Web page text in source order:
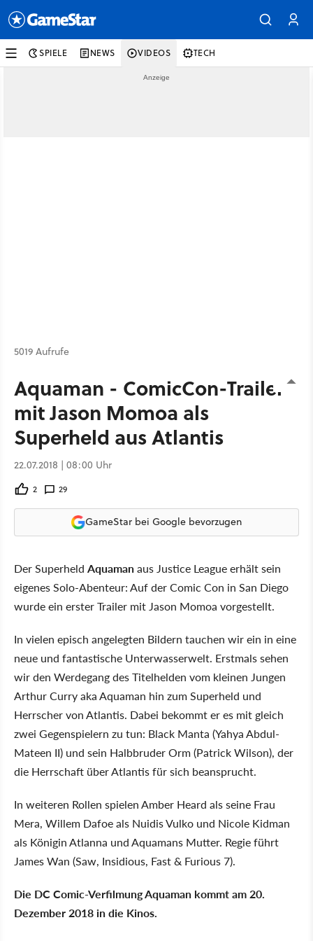
SPIELE NEWS VIDEOS TECH
5019 Aufrufe
Aquaman - ComicCon-Trailer
mit Jason Momoa als
Superheld aus Atlantis
22.07.2018 | 08:00 Uhr
2 29
GameStar bei Google bevorzugen
Der Superheld Aquamanaus Justice League erhält sein
eigenes Solo-Abenteur: Auf der Comic Con in San Diego
wurde ein erster Trailer mit Jason Momoa vorgestellt.
In vielen episch angelegten Bildern tauchen wir ein in eine
neue und fantastische Unterwasserwelt. Erstmals sehen
wir den Werdegang des Titelhelden vom kleinen Jungen
Arthur Curry aka Aquaman hin zum Superheld und
Herrscher von Atlantis. Dabei bekommt er es mit gleich
zwei Gegenspielern zu tun: Black Manta (Yahya Abdul-
Mateen II) und sein Halbbruder Orm (Patrick Wilson), der
die Herrschaft über Atlantis für sich beansprucht.
In weiteren Rollen spielen Amber Heard als seine Frau
Mera, Willem Dafoe als Nuidis Vulko und Nicole Kidman
als Königin Atlanna und Aquamans Mutter. Regie führt
James Wan (Saw, Insidious, Fast & Furious 7).
Die DC Comic-Verfilmung Aquaman kommt am 20.
Dezember 2018 in die Kinos.